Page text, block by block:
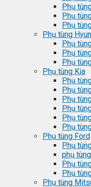
Phụ
Phụ
Phụ
Phụ tùng
Phụ
Phụ
Phụ
Phụ tùng Kia
Phụ
Phụ
Phụ
Phụ
Phụ
Phụ
Phụ tùng Ford
Phụ
phụ
Phụ
Phụ
Phụ tùng